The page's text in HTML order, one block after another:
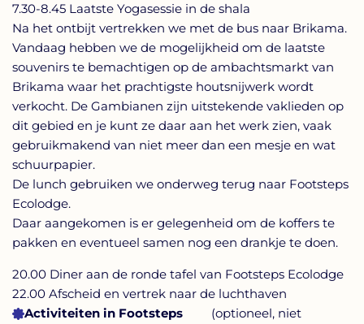
7.30-8.45 Laatste Yogasessie in de shala
Na het ontbijt vertrekken we met de bus naar Brikama.
Vandaag hebben we de mogelijkheid om de laatste
souvenirs te bemachtigen op de ambachtsmarkt van
Brikama waar het prachtigste houtsnijwerk wordt
verkocht. De Gambianen zijn uitstekende vaklieden op
dit gebied en je kunt ze daar aan het werk zien, vaak
gebruikmakend van niet meer dan een mesje en wat
schuurpapier.
De lunch gebruiken we onderweg terug naar Footsteps
Ecolodge.
Daar aangekomen is er gelegenheid om de koffers te
pakken en eventueel samen nog een drankje te doen.
20.00 Diner aan de ronde tafel van Footsteps Ecolodge
22.00 Afscheid en vertrek naar de luchthaven
Activiteiten in Footsteps
(optioneel, niet